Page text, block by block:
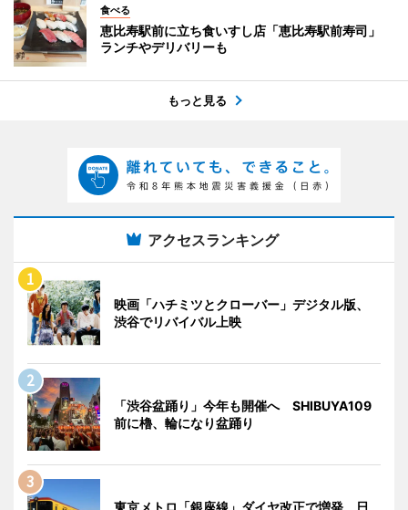
食べる
恵比寿駅前に立ち食いすし店「恵比寿駅前寿司」
ランチやデリバリーも
もっと見る
アクセスランキング
映画「ハチミツとクローバー」デジタル版、
渋谷でリバイバル上映
「渋谷盆踊り」今年も開催へ SHIBUYA109
前に櫓、輪になり盆踊り
東京メトロ「銀座線」ダイヤ改正で増発 日